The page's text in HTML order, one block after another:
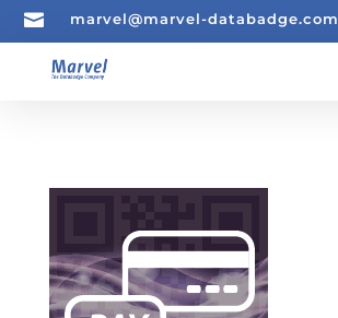
 marvel@marvel-databadge.com